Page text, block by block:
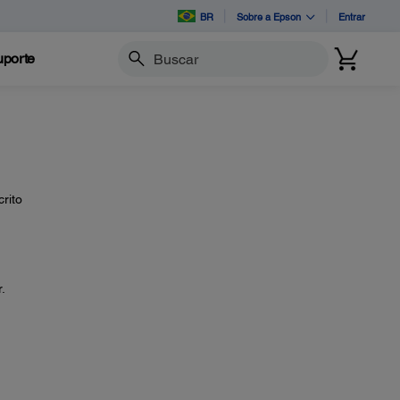
BR Sobre a Epson Entrar
Buscar